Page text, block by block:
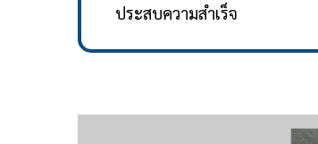
ประสบความสำเร็จ